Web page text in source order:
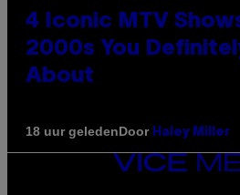
4 Iconic MTV
2000s You
About
18 uur geledenDoor Haley Miller
VICE
MEDIA